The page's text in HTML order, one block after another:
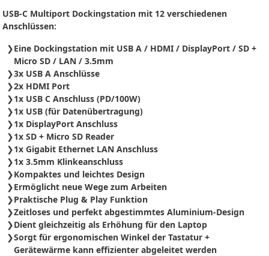
USB-C Multiport Dockingstation mit 12 verschiedenen
Anschlüssen:
Eine Dockingstation mit USB A / HDMI / DisplayPort / SD +
Micro SD / LAN / 3.5mm
3x USB A Anschlüsse
2x HDMI Port
1x USB C Anschluss (PD/100W)
1x USB (für Datenübertragung)
1x DisplayPort Anschluss
1x SD + Micro SD Reader
1x Gigabit Ethernet LAN Anschluss
1x 3.5mm Klinkeanschluss
Kompaktes und leichtes Design
Ermöglicht neue Wege zum Arbeiten
Praktische Plug & Play Funktion
Zeitloses und perfekt abgestimmtes Aluminium-Design
Dient gleichzeitig als Erhöhung für den Laptop
Sorgt für ergonomischen Winkel der Tastatur +
Gerätewärme kann effizienter abgeleitet werden